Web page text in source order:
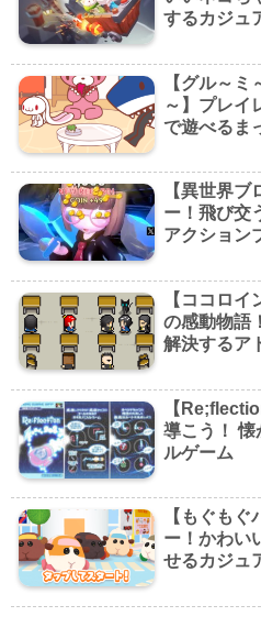
するカジュ
【グル～
～】プレイ
で遊べるま
【異世界
ー！飛び交
アクション
【ココロ
の感動物語
解決するア
【
導こう！
ルゲーム
【もぐも
ー！かわい
せるカジュ